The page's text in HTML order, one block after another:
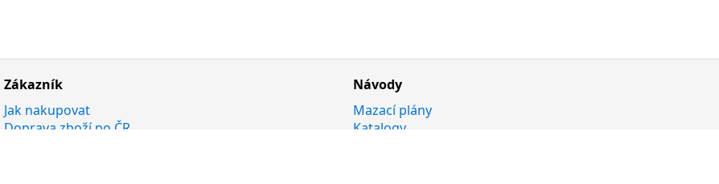
Zákazník
Jak nakupovat
Doprava zboží po ČR
Návody
Mazací plány
Katalogy